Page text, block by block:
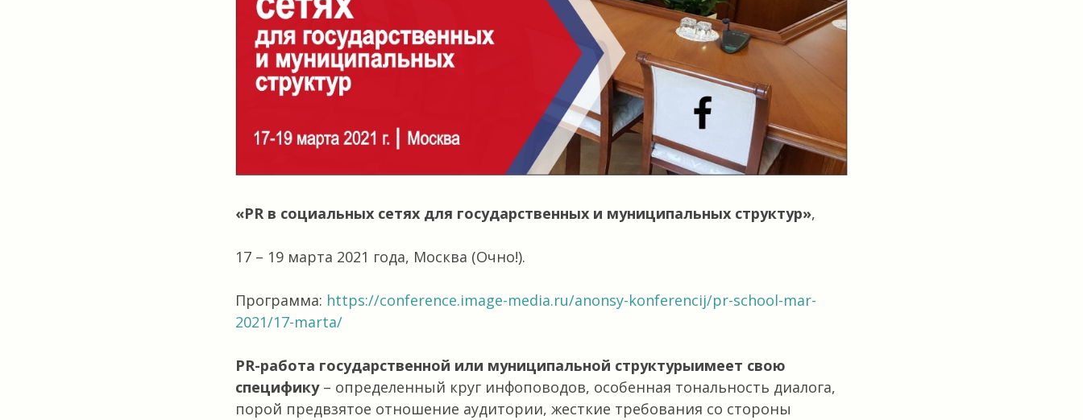
«PR в социальных сетях для государственных и муниципальных структур»,
17 – 19 марта 2021 года, Москва (Очно!).
Программа: https://conference.image-media.ru/anonsy-konferencij/pr-school-mar-
2021/17-marta/
PR-работа государственной или муниципальной структурыимеет свою
специфику– определенный круг инфоповодов, особенная тональность диалога,
порой предвзятое отношение аудитории, жесткие требования со стороны